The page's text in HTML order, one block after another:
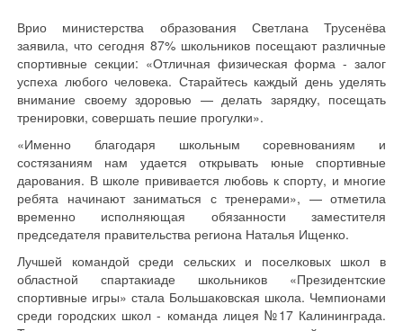
Врио министерства образования Светлана Трусенёва
заявила, что сегодня 87% школьников посещают различные
спортивные секции: «Отличная физическая форма - залог
успеха любого человека. Старайтесь каждый день уделять
внимание своему здоровью — делать зарядку, посещать
тренировки, совершать пешие прогулки».
«Именно благодаря школьным соревнованиям и
состязаниям нам удается открывать юные спортивные
дарования. В школе прививается любовь к спорту, и многие
ребята начинают заниматься с тренерами», — отметила
временно исполняющая обязанности заместителя
председателя правительства региона Наталья Ищенко.
Лучшей командой среди сельских и поселковых школ в
областной спартакиаде школьников «Президентские
спортивные игры» стала Большаковская школа. Чемпионами
среди городских школ - команда лицея №17 Калининграда.